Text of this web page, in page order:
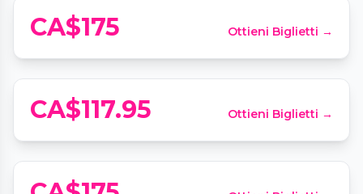
CA$175 Ottieni Biglietti →
Visite guidée et bières artisanales au
quartier latin !
📍Le Saint Bock, 1749 Rue Saint-Denis
CA$117.95 Ottieni Biglietti →
Les soirées Notes en Bouche
📍LABARAKE Caserne à Manger, 3165 Rue Rachel E